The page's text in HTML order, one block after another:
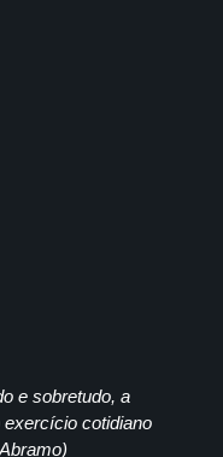
e sobretudo, a
exercício cotidiano